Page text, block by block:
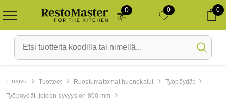
0 0 0
Etusivu Tuotteet Ruostumattomat huonekalut
Työpöydät
Työpöydät, joiden syvyys on 800 mm